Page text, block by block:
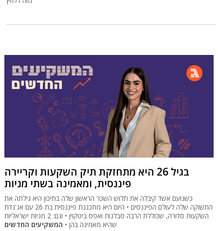
בגיל 26 היא מתחזקת תיק השקעות וקריירה
פיננסית, ומאמינה בשתי מניות
כשנועם אשד קיבלה את תלוש השכר הראשון שלה בתיכון היא גילתה את
התשוקה שלה לעולם הפיננסים • היום היא מתכננת פיננסית בת 26 עם אג'נדת
השקעות סדורה, שכוללת הרבה סבלנות ואפס ביטקוין • וגם: 2 מניות ישראליות
שהיא מאמינה בהן • המשקיעים החדשים